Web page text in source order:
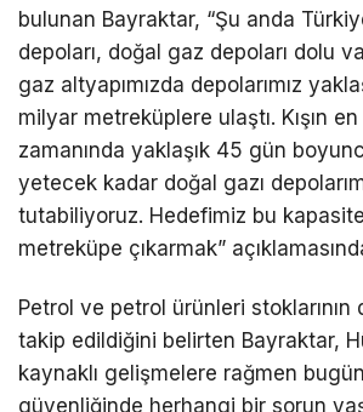
bulunan Bayraktar, “Şu anda
depoları, doğal gaz depoları dolu
gaz altyapımızda depolarımız
milyar metreküplere ulaştı. Kışın
zamanında yaklaşık 45 gün
yetecek kadar doğal gazı
tutabiliyoruz. Hedefimiz bu
metreküpe çıkarmak”
Petrol ve petrol ürünleri stoklarının
takip edildiğini belirten Bayraktar,
kaynaklı gelişmelere rağmen
güvenliğinde herhangi bir sorun